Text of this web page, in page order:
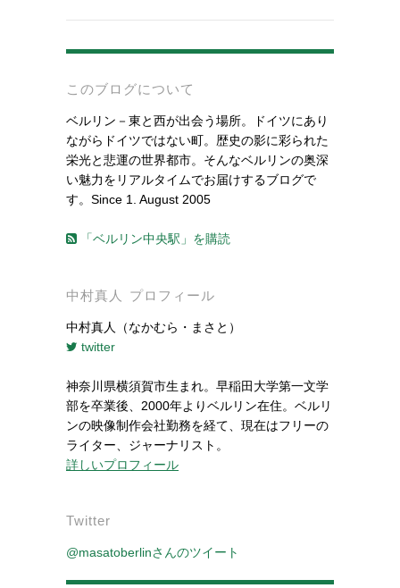
このブログについて
ベルリン－東と西が出会う場所。ドイツにあり
ながらドイツではない町。歴史の影に彩られた
栄光と悲運の世界都市。そんなベルリンの奥深
い魅力をリアルタイムでお届けするブログで
す。Since 1. August 2005
「ベルリン中央駅」を購読
中村真人 プロフィール
中村真人（なかむら・まさと）
twitter
神奈川県横須賀市生まれ。早稲田大学第一文学
部を卒業後、2000年よりベルリン在住。ベルリ
ンの映像制作会社勤務を経て、現在はフリーの
ライター、ジャーナリスト。
詳しいプロフィール
Twitter
@masatoberlinさんのツイート